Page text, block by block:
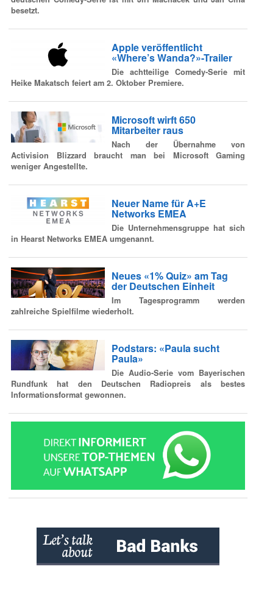
besetzt.
Apple veröffentlicht
«Where’s Wanda?»-Trailer
Die achtteilige Comedy-Serie mit
Heike Makatsch feiert am 2. Oktober Premiere.
Microsoft wirft 650
Mitarbeiter raus
Nach der Übernahme von
Activision Blizzard braucht man bei Microsoft Gaming
weniger Angestellte.
Neuer Name für A+E
Networks EMEA
Die Unternehmensgruppe hat sich
in Hearst Networks EMEA umgenannt.
Neues «1% Quiz» am Tag
der Deutschen Einheit
Im Tagesprogramm werden
zahlreiche Spielfilme wiederholt.
Podstars: «Paula sucht
Paula»
Die Audio-Serie vom Bayerischen
Rundfunk hat den Deutschen Radiopreis als bestes
Informationsformat gewonnen.